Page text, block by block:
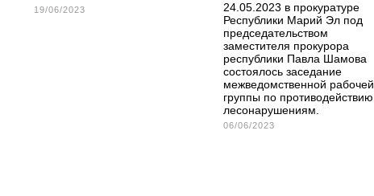
19/06/2023
24.05.2023 в прокуратуре
Республики Марий Эл под
председательством
заместителя прокурора
республики Павла Шамова
состоялось заседание
межведомственной рабочей
группы по противодействию
лесонарушениям.
06/06/2023